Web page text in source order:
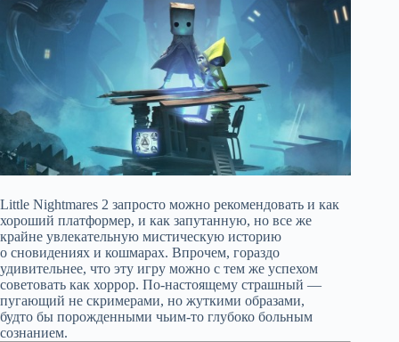
Little Nightmares 2 запросто можно рекомендовать и как
хороший платформер, и как запутанную, но все же
крайне увлекательную мистическую историю
о сновидениях и кошмарах. Впрочем, гораздо
удивительнее, что эту игру можно с тем же успехом
советовать как хоррор. По-настоящему страшный —
пугающий не скримерами, но жуткими образами,
будто бы порожденными чьим-то глубоко больным
сознанием.